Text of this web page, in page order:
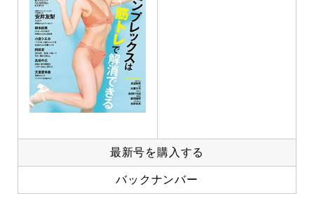
最新号を購入する
バックナンバー